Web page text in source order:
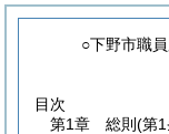
○下野市職
目次
第1章
総則 (第